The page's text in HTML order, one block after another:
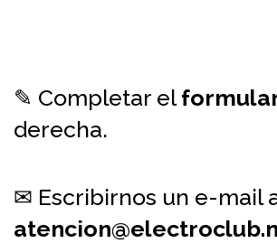
✎ Completar el
derecha.
✉ Escribirnos un e-mail